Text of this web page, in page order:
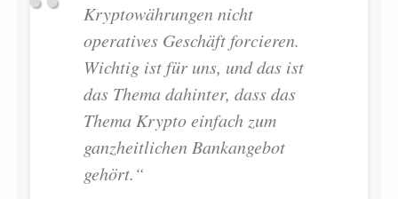
Kryptowährungen nicht
operatives Geschäft forcieren.
Wichtig ist für uns, und das ist
das Thema dahinter, dass das
Thema Krypto einfach zum
ganzheitlichen Bankangebot
gehört.“